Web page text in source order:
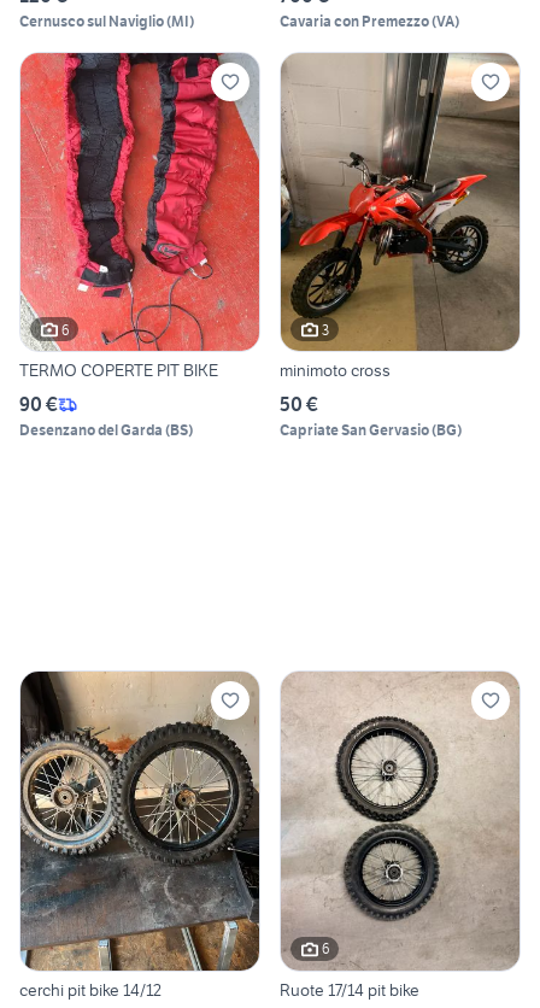
Cernusco sul Naviglio(MI) Cavaria con Premezzo(VA)
6
TERMO COPERTE PIT BIKE
90 €
Desenzano del Garda (BS)
3
minimoto cross
50 €
Capriate San Gervasio(BG)
cerchi pit bike 14/12
6
Ruote 17/14 pit bike